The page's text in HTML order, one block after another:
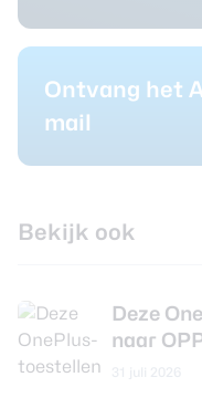
Ontvang het
mail
Bekijk ook
Deze
naar